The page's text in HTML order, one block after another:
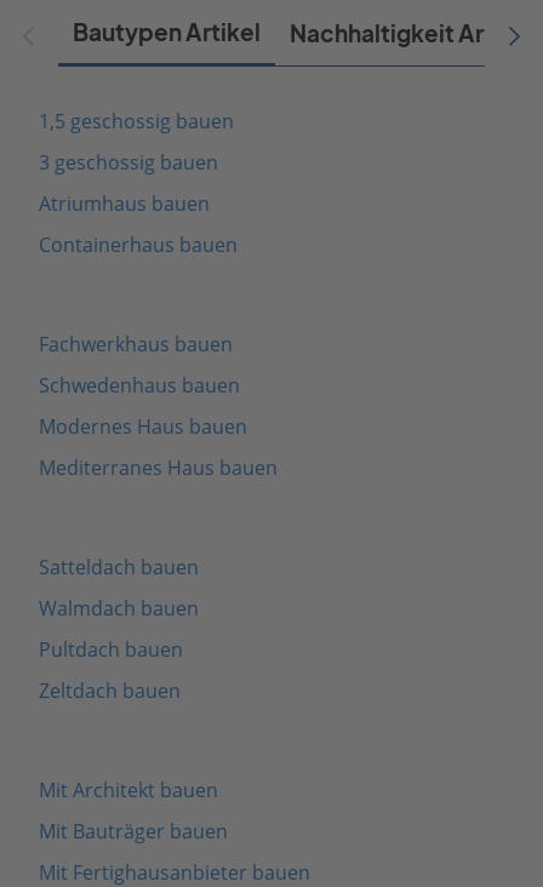
Bautypen Artikel Nachhaltigkeit Artikel
1,5 geschossig bauen
3 geschossig bauen
Atriumhaus bauen
Containerhaus bauen
Fachwerkhaus bauen
Schwedenhaus bauen
Modernes Haus bauen
Mediterranes Haus bauen
Satteldach bauen
Walmdach bauen
Pultdach bauen
Zeltdach bauen
Mit Architekt bauen
Mit Bauträger bauen
Mit Fertighausanbieter bauen